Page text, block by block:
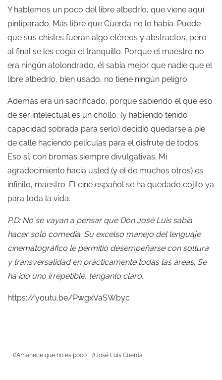
Y hablemos un poco del libre albedrío, que viene aquí
pintiparado. Más libre que Cuerda no lo había. Puede
que sus chistes fueran algo etéreos y abstractos, pero
al final se les cogía el tranquillo. Porque el maestro no
era ningún atolondrado, él sabía mejor que nadie que el
libre albedrío, bien usado, no tiene ningún peligro.
Además era un sacrificado, porque sabiendo él que eso
de ser intelectual es un chollo, (y habiendo tenido
capacidad sobrada para serlo) decidió quedarse a pie
de calle haciendo películas para el disfrute de todos.
Eso sí, con bromas siempre divulgativas. Mi
agradecimiento hacia usted (y el de muchos otros) es
infinito, maestro. El cine español se ha quedado cojito ya
para toda la vida.
P.D: No se vayan a pensar que Don José Luis sabía
hacer solo comedia. Su excelso manejo del lenguaje
cinematográfico le permitió desempeñarse con soltura
y transversalidad en prácticamente todas las áreas. Se
ha ido uno irrepetible, ténganlo claro.
https://youtu.be/PwgxVaSWbyc
Amanece que no es poco José Luis Cuerda